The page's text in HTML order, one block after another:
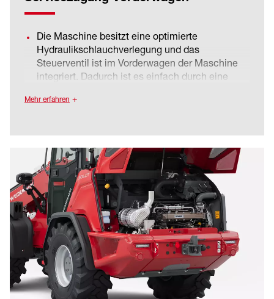
Die Maschine besitzt eine optimierte
Hydraulikschlauchverlegung und das
Steuerventil ist im Vorderwagen der Maschine
integriert. Dadurch ist es einfach durch eine
Die optimierte Anordnung reduziert die
optimalen Zugang.
Durch die einfache und schnelle Wartung
maximiert sich die Verfügbarkeit der Maschine
und die Betriebskosten werden optimiert.
Mehr erfahren